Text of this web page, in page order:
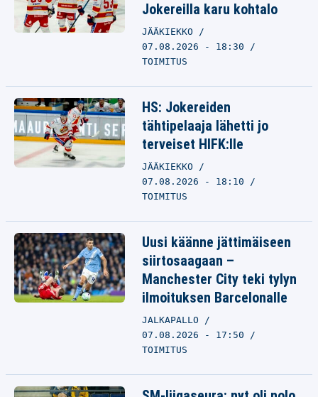
Jokereilla karu kohtalo
JÄÄKIEKKO
07.08.2026 - 18:30
TOIMITUS
HS: Jokereiden
tähtipelaaja lähetti jo
terveiset HIFK:lle
JÄÄKIEKKO
07.08.2026 - 18:10
TOIMITUS
Uusi käänne jättimäiseen
siirtosaagaan –
Manchester City teki tylyn
ilmoituksen Barcelonalle
JALKAPALLO
07.08.2026 - 17:50
TOIMITUS